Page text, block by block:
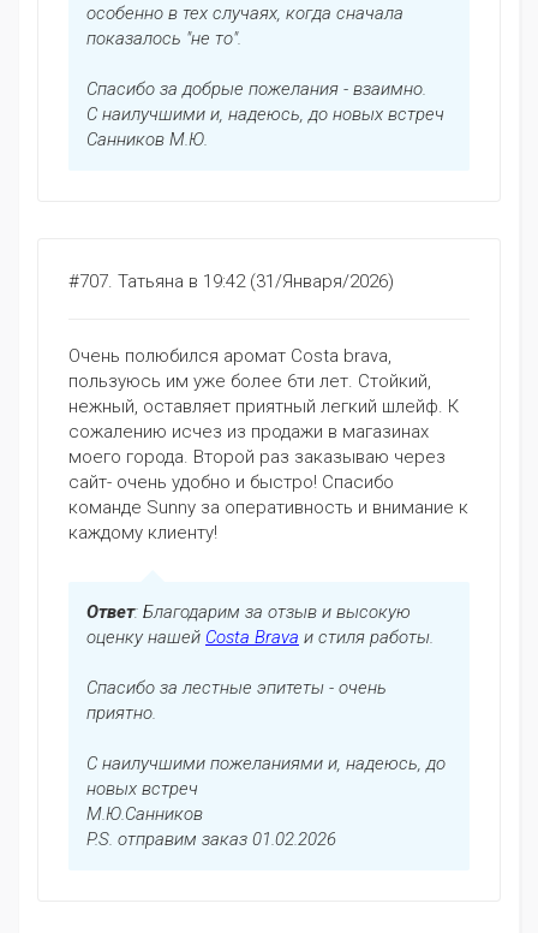
особенно в тех случаях, когда сначала
показалось "не то".
Спасибо за добрые пожелания - взаимно.
С наилучшими и, надеюсь, до новых встреч
Санников М.Ю.
#707. Татьяна в 19:42 (31/Января/2026)
Очень полюбился аромат Costa brava,
пользуюсь им уже более 6ти лет. Стойкий,
нежный, оставляет приятный легкий шлейф. К
сожалению исчез из продажи в магазинах
моего города. Второй раз заказываю через
сайт- очень удобно и быстро! Спасибо
команде Sunny за оперативность и внимание к
каждому клиенту!
Ответ: Благодарим за отзыв и высокую
оценку нашей Costa Brava и стиля работы.
Спасибо за лестные эпитеты - очень
приятно.
С наилучшими пожеланиями и, надеюсь, до
новых встреч
М.Ю.Санников
P.S. отправим заказ 01.02.2026